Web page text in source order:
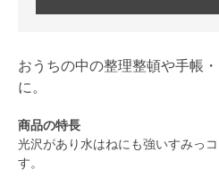
おうちの中の整理整頓や手帳
に。
商品の特長
光沢があり水はねにも強いすみっ
す。